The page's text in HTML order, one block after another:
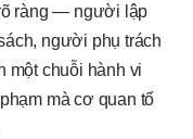
ràng — người lập
người phụ trách
một chuỗi hành vi
mà cơ quan tố